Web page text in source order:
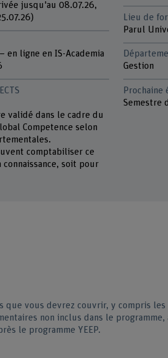
jusqu'au 08.07.26,
en ligne en IS-Academia
validé dans le cadre du
Competence selon
comptabiliser ce
soit pour
Lieu de
Parul
Gestion
Prochaine
Semestre
que vous devrez couvrir, y compris
non inclus dans le
le programme YEEP.